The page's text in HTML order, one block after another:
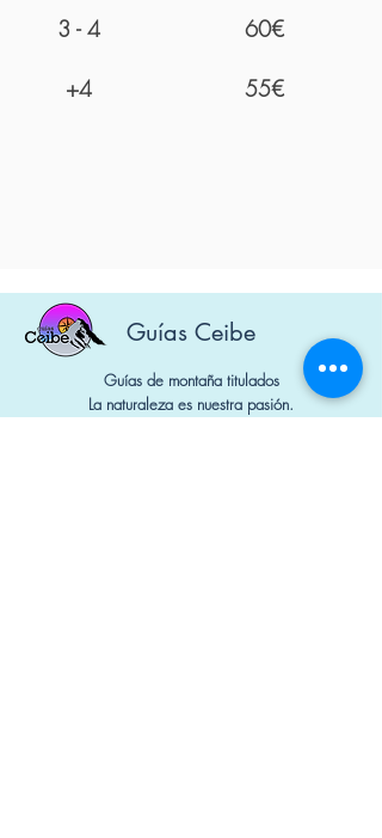
60€
55€
3 - 4
+4
Guías Ceibe
Guías de montaña titulados
La naturaleza es nuestra pasión.